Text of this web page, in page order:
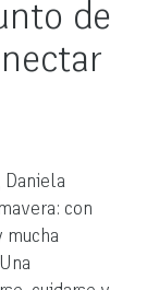
de
Daniela
con
mucha